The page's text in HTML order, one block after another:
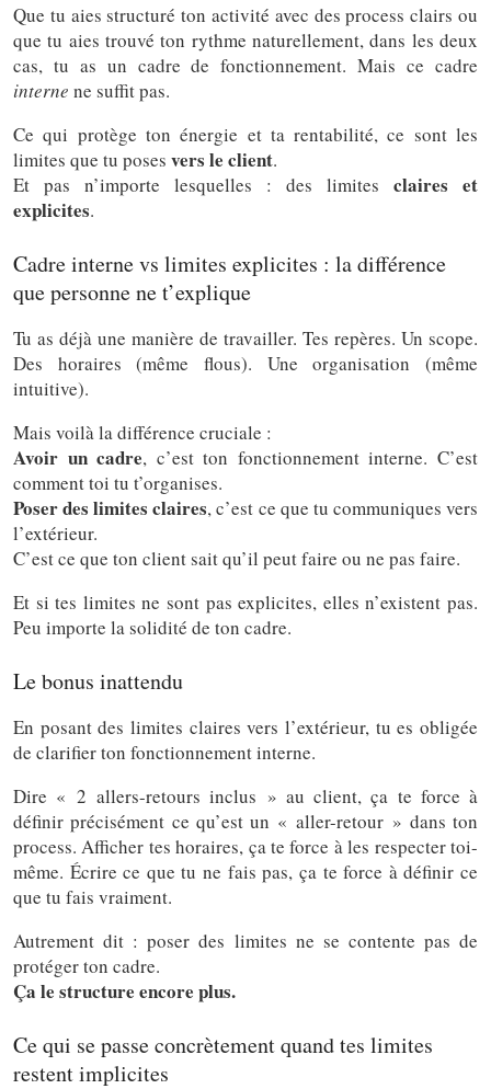
Que tu aies structuré ton activité avec des process clairs ou
que tu aies trouvé ton rythme naturellement, dans les deux
cas, tu as un cadre de fonctionnement. Mais ce cadre
interne ne suffit pas.
Ce qui protège ton énergie et ta rentabilité, ce sont les
limites que tu poses vers le client.
Et pas n’importe lesquelles : des limites claires et
explicites.
Cadre interne vs limites explicites : la différence
que personne ne t’explique
Tu as déjà une manière de travailler. Tes repères. Un scope.
Des horaires (même flous). Une organisation (même
intuitive).
Mais voilà la différence cruciale :
Avoir un cadre, c’est ton fonctionnement interne. C’est
comment toi tu t’organises.
Poser des limites claires, c’est ce que tu communiques vers
l’extérieur.
C’est ce que ton client sait qu’il peut faire ou ne pas faire.
Et si tes limites ne sont pas explicites, elles n’existent pas.
Peu importe la solidité de ton cadre.
Le bonus inattendu
En posant des limites claires vers l’extérieur, tu es obligée
de clarifier ton fonctionnement interne.
Dire « 2 allers-retours inclus » au client, ça te force à
définir précisément ce qu’est un « aller-retour » dans ton
process. Afficher tes horaires, ça te force à les respecter toi-
même. Écrire ce que tu ne fais pas, ça te force à définir ce
que tu fais vraiment.
Autrement dit : poser des limites ne se contente pas de
protéger ton cadre.
Ça le structure encore plus.
Ce qui se passe concrètement quand tes limites
restent implicites